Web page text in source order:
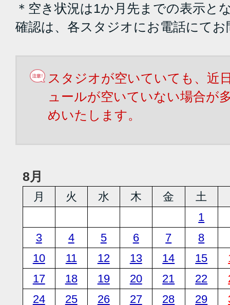
＊空き状況は1か月先までの表示と
確認は、各スタジオにお電話にて
スタジオが空いていても、近
ュールが空いていない場合が
めいたします。
8月
月 火 水 木 金 土
1
3
4 5 6 7
8
10
11 12 13 14 15
17
18 19 20 21 22
24
25 26 27 28 29